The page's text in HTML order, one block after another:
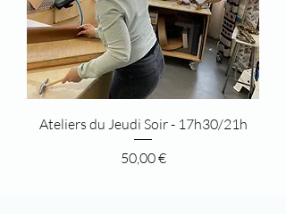
Ateliers du Jeudi Soir - 17h30/21h
Prix
50,00 €